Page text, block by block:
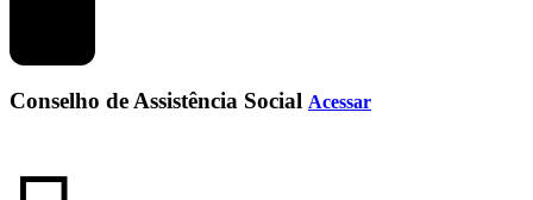
Conselho de Assistência Social Acessar